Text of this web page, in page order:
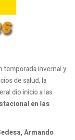
temporada invernal y
de salud, la
dio inicio a las
en las
Armando